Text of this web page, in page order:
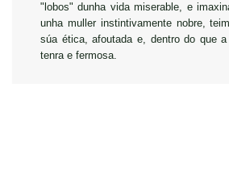
"lobos" dunha vida miserable, e
unha muller instintivamente nobre,
súa ética, afoutada e, dentro do que
tenra e fermosa.